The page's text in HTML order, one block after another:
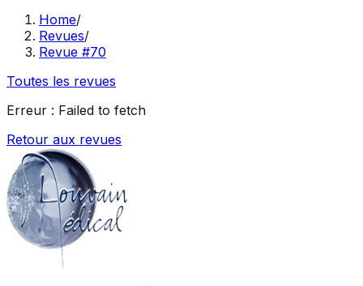
Home/
Revues/
Revue #70
Toutes les revues
Erreur : Failed to fetch
Retour aux revues